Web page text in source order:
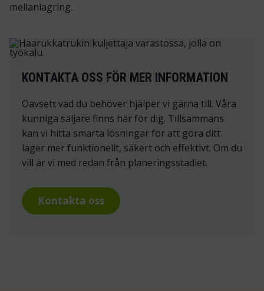
mellanlagring.
KONTAKTA OSS FÖR MER INFORMATION
Oavsett vad du behöver hjälper vi gärna till. Våra
kunniga säljare finns här för dig. Tillsammans
kan vi hitta smarta lösningar för att göra ditt
lager mer funktionellt, säkert och effektivt. Om du
vill är vi med redan från planeringsstadiet.
Kontakta oss